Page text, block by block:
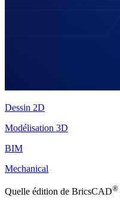
Dessin 2D
Modélisation 3D
BIM
Mechanical
Quelle édition de BricsCAD®